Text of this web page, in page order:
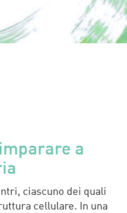
a
ciascuno dei quali
cellulare. In una